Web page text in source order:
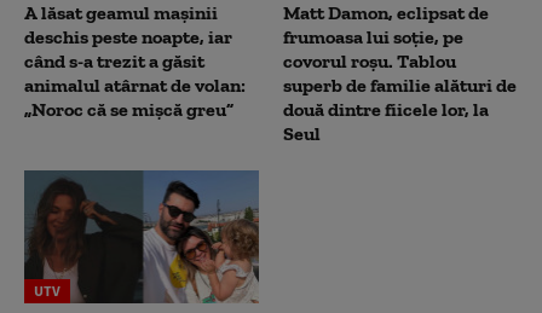
A lăsat geamul mașinii
deschis peste noapte, iar
când s-a trezit a găsit
animalul atârnat de volan:
„Noroc că se mișcă greu”
Matt Damon, eclipsat de
frumoasa lui soție, pe
covorul roșu. Tablou
superb de familie alături de
două dintre fiicele lor, la
Seul
UTV